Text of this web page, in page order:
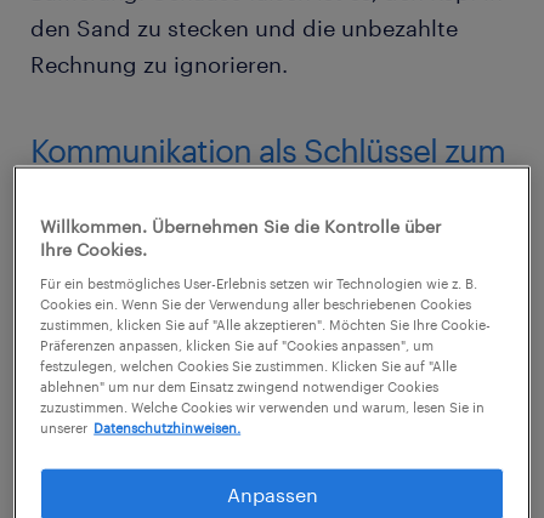
den Sand zu stecken und die unbezahlte
Rechnung zu ignorieren.
Kommunikation als Schlüssel zum
Ein entscheidender Erfolgsfaktor ist kluge
Kommunikation. Sicher: Sie ärgern sich, denn
der Auftraggeber zahlt nicht. Doch wenn Sie
den Kontakt abbrechen oder den Schuldner
mit Vorwürfen verprellen, bleibt kein
Ansatzpunkt für Lösungen unterhalb von
Zwangsvollstreckung. Dabei zeigen im
Willkommen. Übernehmen Sie die Kontrolle über
Ihre Cookies.
Für ein bestmögliches User-Erlebnis setzen wir Technologien wie z. B.
Cookies ein. Wenn Sie der Verwendung aller beschriebenen Cookies
zustimmen, klicken Sie auf "Alle akzeptieren". Möchten Sie Ihre Cookie-
Präferenzen anpassen, klicken Sie auf "Cookies anpassen", um
festzulegen, welchen Cookies Sie zustimmen. Klicken Sie auf "Alle
ablehnen" um nur dem Einsatz zwingend notwendiger Cookies
zuzustimmen. Welche Cookies wir verwenden und warum, lesen Sie in
unserer Datenschutzhinweisen.
Anpassen